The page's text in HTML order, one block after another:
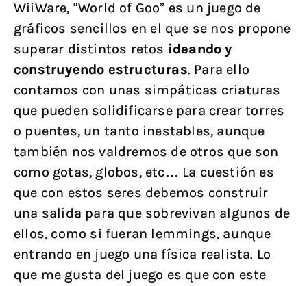
WiiWare, “World of Goo” es un juego de
gráficos sencillos en el que se nos propone
superar distintos retos ideando y
construyendo estructuras. Para ello
contamos con unas simpáticas criaturas
que pueden solidificarse para crear torres
o puentes, un tanto inestables, aunque
también nos valdremos de otros que son
como gotas, globos, etc… La cuestión es
que con estos seres debemos construir
una salida para que sobrevivan algunos de
ellos, como si fueran lemmings, aunque
entrando en juego una física realista. Lo
que me gusta del juego es que con este